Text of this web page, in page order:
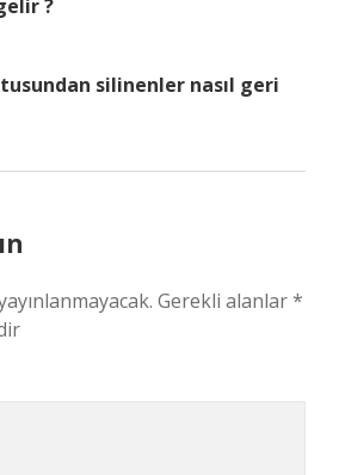
?
silinenler nasıl geri
Gerekli alanlar*